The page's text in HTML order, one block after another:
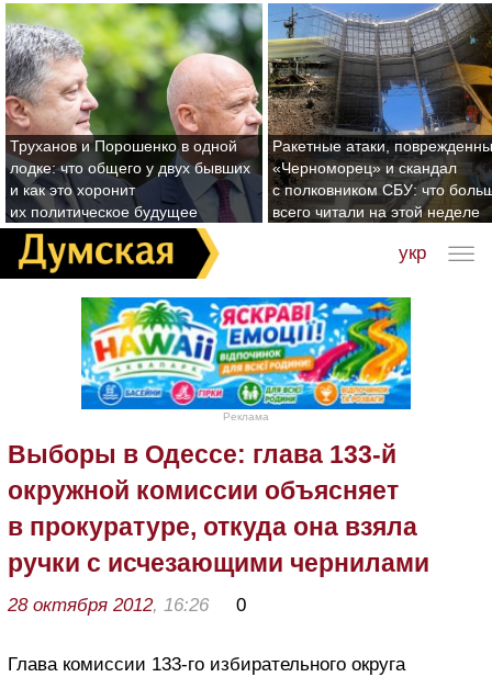
Труханов и Порошенко в одной
лодке: что общего у двух бывших
и как это хоронит
их политическое будущее
Ракетные атаки,
«Черноморец» и скандал
с полковником СБУ: что
всего читали на этой неделе
укр
Реклама
Выборы в Одессе: глава 133-й
окружной комиссии объясняет
в прокуратуре, откуда она взяла
ручки с исчезающими чернилами
28 октября 2012, 16:26 0
Глава комиссии 133-го избирательного округа